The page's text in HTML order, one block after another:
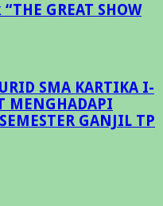
GREAT SHOW
SMA KARTIKA I-
MENGHADAPI
GANJIL TP